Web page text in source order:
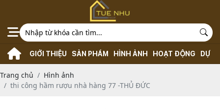
GIỚI THIỆU SẢN PHẨM HÌNH ẢNH HOẠT ĐỘNG DỰ
Trang chủ
Hình ảnh
thi công hầm rượu nhà hàng 77 -THỦ ĐỨC